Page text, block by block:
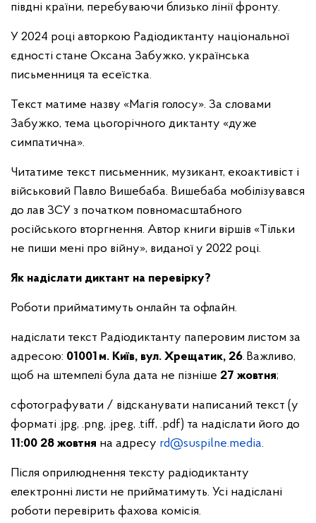
півдні країни, перебуваючи близько лінії фронту.
У 2024 році авторкою Радіодиктанту національної
єдності стане Оксана Забужко, українська
письменниця та есеїстка.
Текст матиме назву «Магія голосу». За словами
Забужко, тема цьогорічного диктанту «дуже
симпатична».
Читатиме текст письменник, музикант, екоактивіст і
військовий Павло Вишебаба. Вишебаба мобілізувався
до лав ЗСУ з початком повномасштабного
російського вторгнення. Автор книги віршів «Тільки
не пиши мені про війну», виданої у 2022 році.
Як надіслати диктант на перевірку?
Роботи прийматимуть онлайн та офлайн.
надіслати текст Радіодиктанту паперовим листом за
адресою: 01001 м. Київ, вул. Хрещатик, 26. Важливо,
щоб на штемпелі була дата не пізніше 27 жовтня;
сфотографувати / відсканувати написаний текст (у
форматі .jpg, .png, .jpeg, .tiff, .pdf) та надіслати його до
11:00 28 жовтня на адресу rd@suspilne.media.
Після оприлюднення тексту радіодиктанту
електронні листи не прийматимуть. Усі надіслані
роботи перевірить фахова комісія.